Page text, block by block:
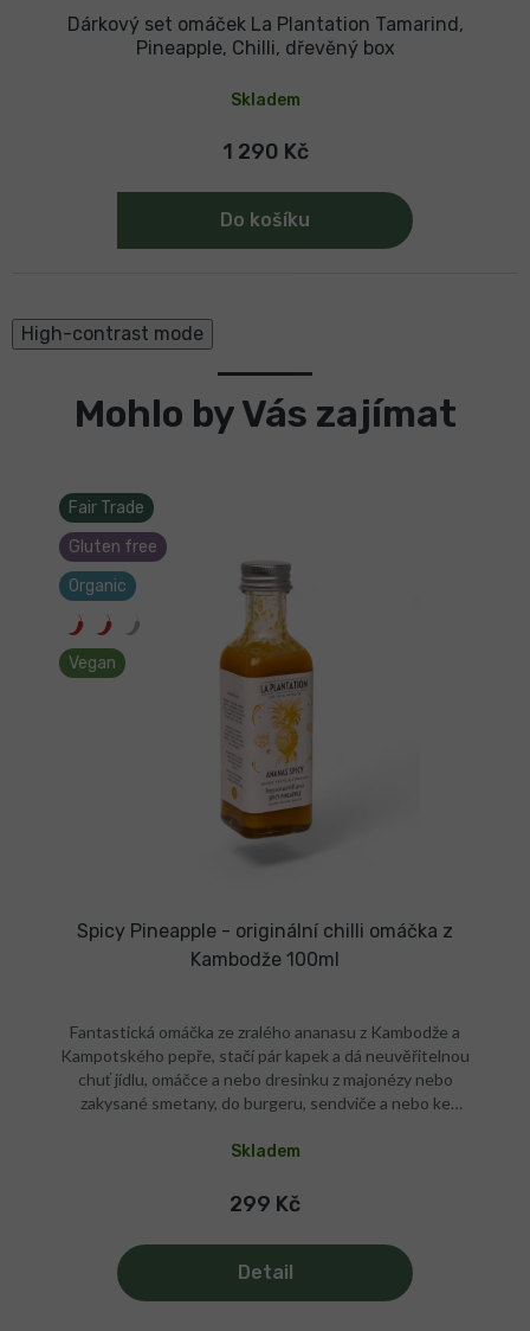
Dárkový set omáček La Plantation Tamarind,
Pineapple, Chilli, dřevěný box
Skladem
1 290 Kč
Do košíku
High-contrast mode
Mohlo by Vás zajímat
Fair Trade
Gluten free
Organic
Vegan
Spicy Pineapple - originální chilli omáčka z
Kambodže 100ml
Fantastická omáčka ze zralého ananasu z Kambodže a
Kampotského pepře, stačí pár kapek a dá neuvěřitelnou
chuť jídlu, omáčce a nebo dresinku z majonézy nebo
zakysané smetany, do burgeru, sendviče a nebo ke
snesitelná pálivost Samotná a nebo do dresinku
kapek - vydrží dlouho Pro dokonalé vaření i grilování
Organic složení Skvělá chuť Originál z Kambodže
Skladem
299 Kč
Detail